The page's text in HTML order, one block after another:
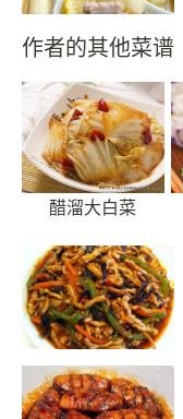
作者的其他菜谱
醋溜大白菜